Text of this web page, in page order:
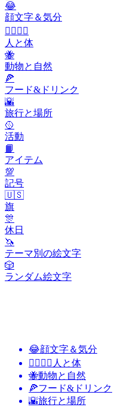
😂
顔文字＆気分
👩‍❤️‍💋‍👨
人と体
🐝
動物と自然
🍕
フード&ドリンク
🌇
旅行と場所
🥎
活動
📙
アイテム
💯
記号
🇺🇸
旗
🎊
休日
🦄
テーマ別の絵文字
🎲
ランダム絵文字
😂顔文字＆気分
👩‍❤️‍💋‍👨 人と体
🐝動物と自然
🍕フード&ドリンク
🌇旅行と場所